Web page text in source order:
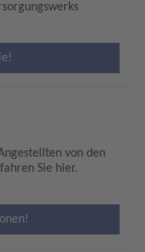
von den
Sie hier.